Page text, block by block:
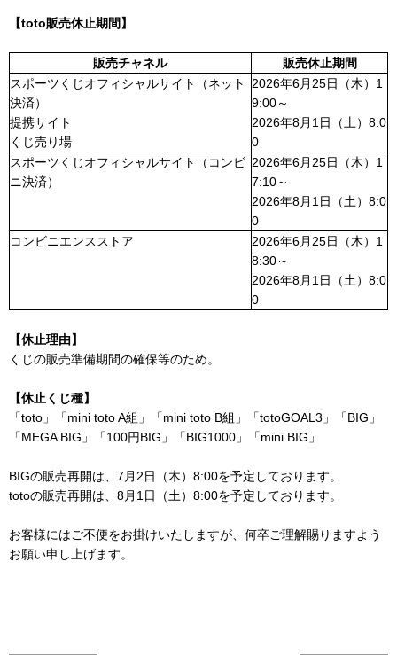
【toto販売休止期間】
販売チャネル
販売休止期間
スポーツくじオフィシャルサイト（ネット
決済）
提携サイト
くじ売り場
2026年6月25日（木）1
9:00～
2026年8月1日（土）8:0
0
スポーツくじオフィシャルサイト（コンビ
ニ決済）
2026年6月25日（木）1
7:10～
2026年8月1日（土）8:0
0
コンビニエンスストア
2026年6月25日（木）1
8:30～
2026年8月1日（土）8:0
0
【休止理由】
くじの販売準備期間の確保等のため。
【休止くじ種】
「toto」「mini toto A組」「mini toto B組」「totoGOAL3」「BIG」
「MEGA BIG」「100円BIG」「BIG1000」「mini BIG」
BIGの販売再開は、7月2日（木）8:00を予定しております。
totoの販売再開は、8月1日（土）8:00を予定しております。
お客様にはご不便をお掛けいたしますが、何卒ご理解賜りますよう
お願い申し上げます。